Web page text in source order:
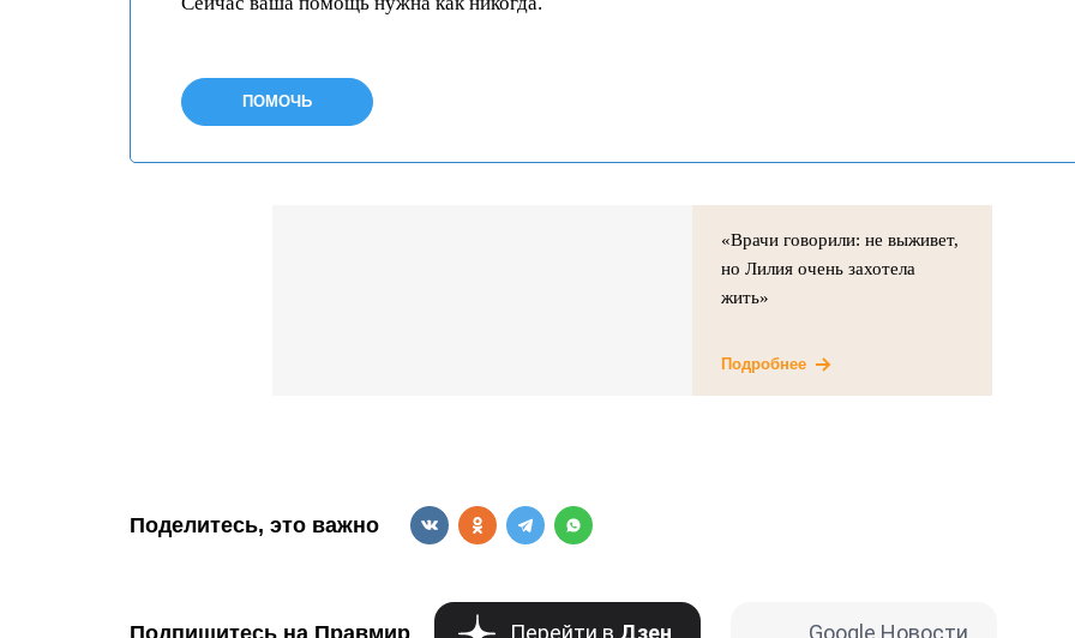
ПОМОЧЬ
«Врачи говорили: не выживет,
но Лилия очень захотела
жить»
Подробнее
Поделитесь, это важно
Подпишитесь на Правмир Перейти в Дзен Google Новости